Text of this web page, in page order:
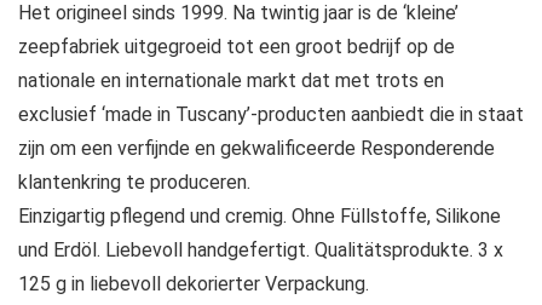
Het origineel sinds 1999. Na twintig jaar is de ‘kleine’
zeepfabriek uitgegroeid tot een groot bedrijf op de
nationale en internationale markt dat met trots en
exclusief ‘made in Tuscany’-producten aanbiedt die in staat
zijn om een ​​verfijnde en gekwalificeerde Responderende
klantenkring te produceren.
Einzigartig pflegend und cremig. Ohne Füllstoffe, Silikone
und Erdöl. Liebevoll handgefertigt. Qualitätsprodukte. 3 x
125 g in liebevoll dekorierter Verpackung.